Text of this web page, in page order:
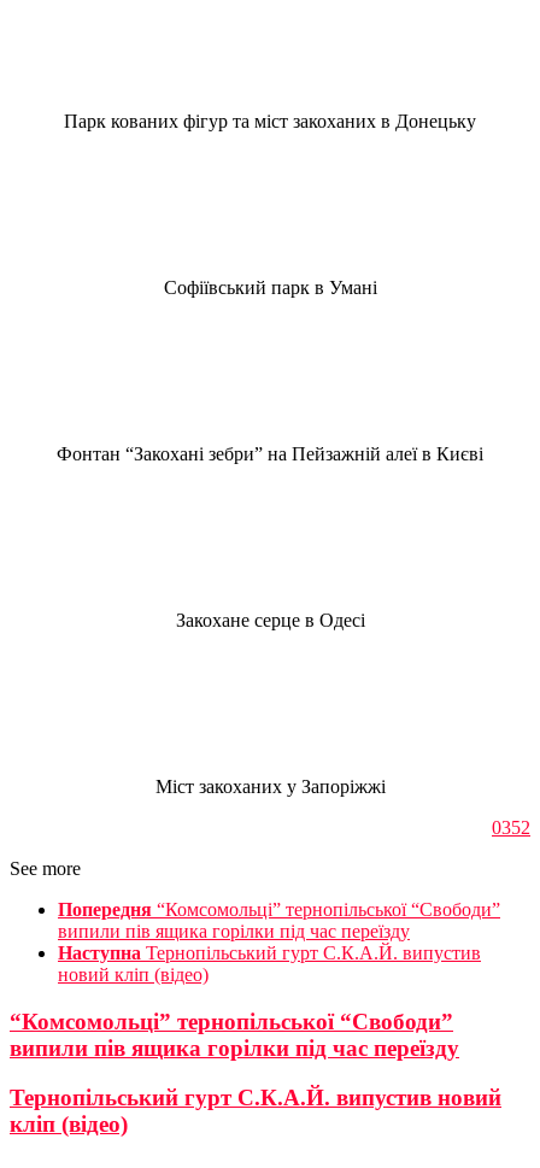
Парк кованих фігур та міст закоханих в Донецьку
Софіївський парк в Умані
Фонтан “Закохані зебри” на Пейзажній алеї в Києві
Закохане серце в Одесі
Міст закоханих у Запоріжжі
0352
See more
Попередня “Комсомольці” тернопільської “Свободи”
випили пів ящика горілки під час переїзду
Наступна Тернопільський гурт С.К.А.Й. випустив
новий кліп (відео)
“Комсомольці” тернопільської “Свободи”
випили пів ящика горілки під час переїзду
Тернопільський гурт С.К.А.Й. випустив новий
кліп (відео)